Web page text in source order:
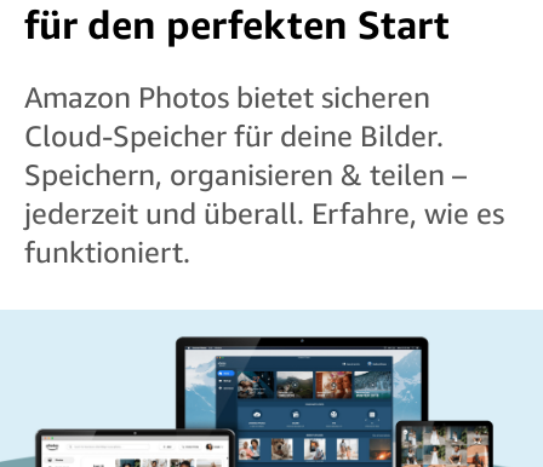
für den perfekten Start
Amazon Photos bietet sicheren
Cloud-Speicher für deine Bilder.
Speichern, organisieren & teilen –
jederzeit und überall. Erfahre, wie es
funktioniert.